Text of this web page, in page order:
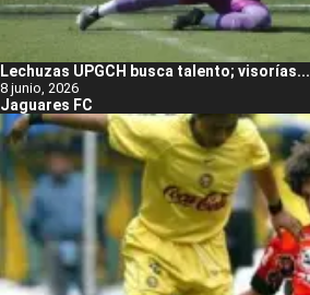
Lechuzas UPGCH busca talento; visorías...
8 junio, 2026
Jaguares FC